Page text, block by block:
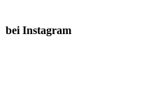
bei Instagram